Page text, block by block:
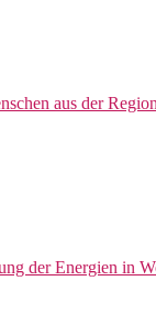
aus der
der Energien in